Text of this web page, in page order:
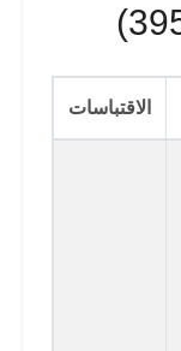
الاقتباسات